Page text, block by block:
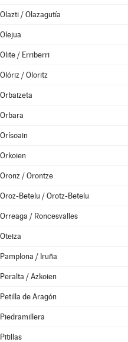
Olazti / Olazagutía
Olejua
Olite / Erriberri
Olóriz / Oloritz
Orbaizeta
Orbara
Orísoain
Orkoien
Oronz / Orontze
Oroz-Betelu / Orotz-Betelu
Orreaga / Roncesvalles
Oteiza
Pamplona / Iruña
Peralta / Azkoien
Petilla de Aragón
Piedramillera
Pitillas